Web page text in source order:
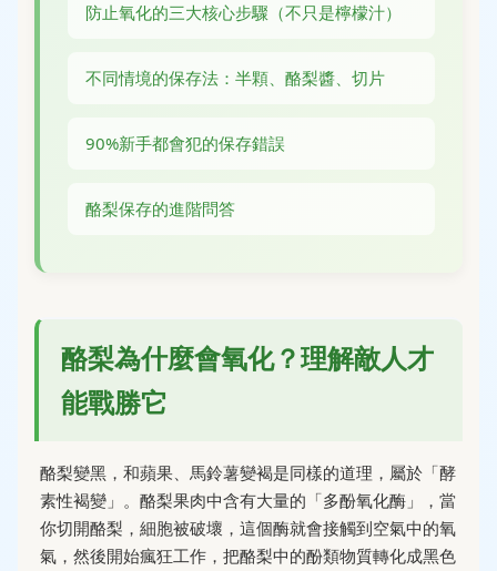
防止氧化的三大核心步驟（不只是檸檬汁）
不同情境的保存法：半顆、酪梨醬、切片
90%新手都會犯的保存錯誤
酪梨保存的進階問答
酪梨為什麼會氧化？理解敵人才
能戰勝它
酪梨變黑，和蘋果、馬鈴薯變褐是同樣的道理，屬於「酵
素性褐變」。酪梨果肉中含有大量的「多酚氧化酶」，當
你切開酪梨，細胞被破壞，這個酶就會接觸到空氣中的氧
氣，然後開始瘋狂工作，把酪梨中的酚類物質轉化成黑色